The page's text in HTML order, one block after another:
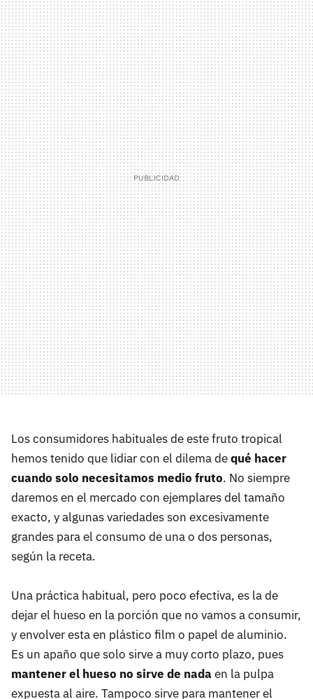
Los consumidores habituales de este fruto tropical
hemos tenido que lidiar con el dilema dequé hacer
cuando solo necesitamos medio fruto. No siempre
daremos en el mercado con ejemplares del tamaño
exacto, y algunas variedades son excesivamente
grandes para el consumo de una o dos personas,
según la receta.
Una práctica habitual, pero poco efectiva, es la de
dejar el hueso en la porción que no vamos a consumir,
y envolver esta en plástico film o papel de aluminio.
Es un apaño que solo sirve a muy corto plazo, pues
mantener el hueso no sirve de nadaen la pulpa
expuesta al aire. Tampoco sirve para mantener el